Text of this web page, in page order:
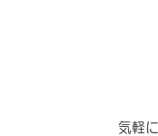
気軽